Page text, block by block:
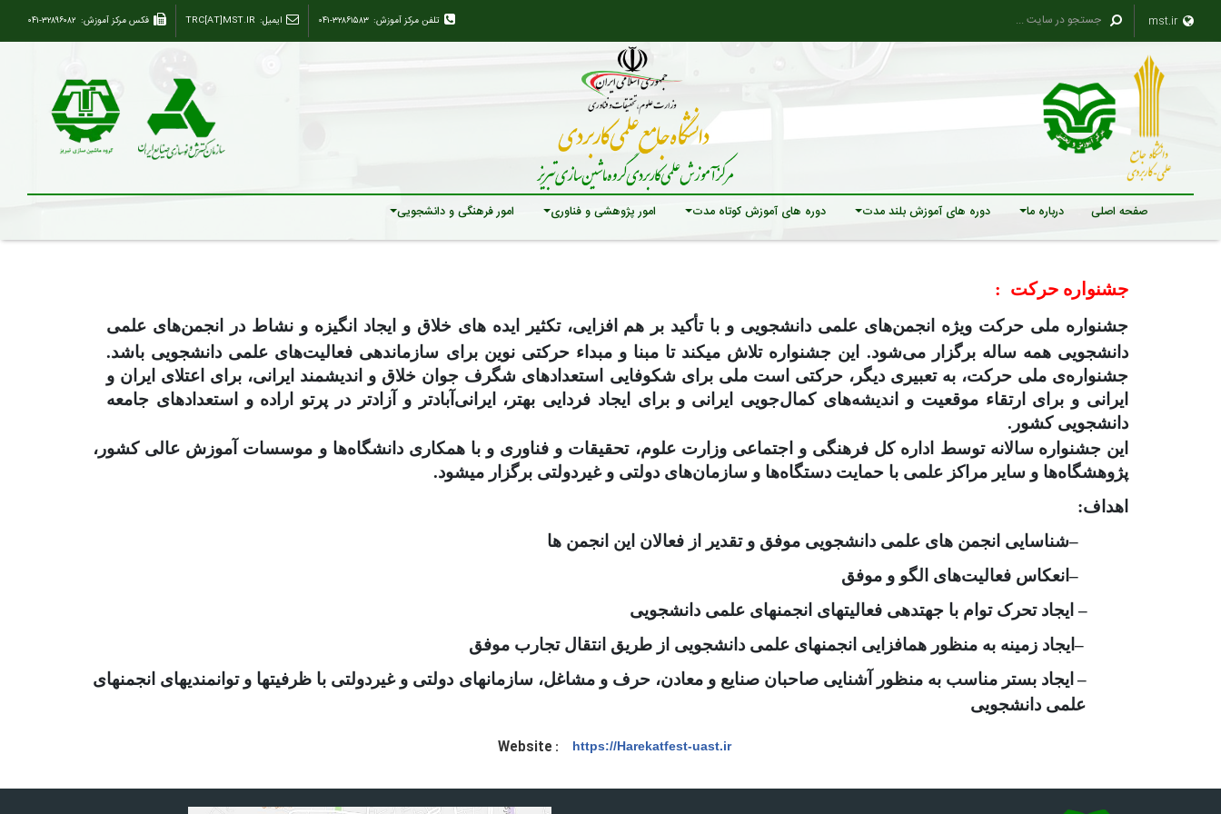
فکس مرکز آموزش: ۰۴۱-۳۲۸۹۶۰۸۲ ایمیل: TRC[AT]MST.IR تلفن مرکز آموزش: ۰۴۱-۳۲۸۶۱۵۸۳ mst.ir
صفحه اصلی درباره ما دوره های آموزش بلند مدت دوره های آموزش کوتاه مدت امور پژوهشی و فناوری امور فرهنگی و دانشجویی
جشنواره حرکت :
جشنواره ملی حرکت ویژه انجمن‌های علمی دانشجویی و با تأکید بر هم ­افزایی، تکثیر ایده­ های خلاق و ایجاد انگیزه و نشاط در انجمن‌های علمی
دانشجویی همه ساله برگزار می‌شود. این جشنواره تلاش می­کند تا مبنا و مبداء حرکتی نوین برای سازماندهی فعالیت‌های علمی دانشجویی باشد.
جشنواره‌ی ملی حرکت، به تعبیری دیگر، حرکتی است ملی برای شکوفایی استعدادهای شگرف جوان خلاق و اندیشمند ایرانی، برای اعتلای ایران و
ایرانی و برای ارتقاء موقعیت و اندیشه‌های کمال‌جویی ایرانی و برای ایجاد فردایی بهتر، ایرانی‌آبادتر و آزادتر در پرتو اراده‌ و استعدادهای جامعه
دانشجویی کشور .
این جشنواره سالانه توسط اداره کل فرهنگی و اجتماعی وزارت علوم، تحقیقات و فناوری و با همکاری دانشگاه‌ها و موسسات آموزش عالی کشور،
پژوهشگاه‌ها و سایر مراکز علمی با حمایت دستگاه‌ها و سازمان‌های دولتی و غیردولتی برگزار می­شود.
اهداف:
–شناسایی انجمن های علمی دانشجویی موفق و تقدیر از فعالان این انجمن ها
– انعکاس فعالیت‌های الگو و موفق
– ایجاد تحرک توام با جهت­دهی فعالیت­های انجمن­های علمی دانشجویی
– ایجاد زمینه به منظور هم­افزایی انجمن­های علمی دانشجویی از طریق انتقال تجارب موفق
– ایجاد بستر مناسب به منظور آشنایی صاحبان صنایع و معادن، حرف و مشاغل، سازمان­های دولتی و غیردولتی با ظرفیت­ها و توانمندی­های انجمن­های
علمی دانشجویی
Website : https://Harekatfest-uast.ir